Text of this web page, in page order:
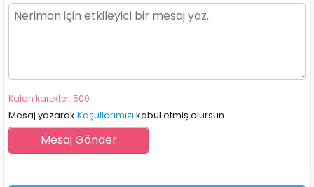
Kalan karekter: 500
Mesaj yazarakKoşullarımızı kabul etmiş olursun.